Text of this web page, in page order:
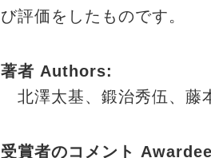
び評価をしたものです。
著者 Authors:
北澤太基、鍛治秀伍、藤
受賞者のコメント